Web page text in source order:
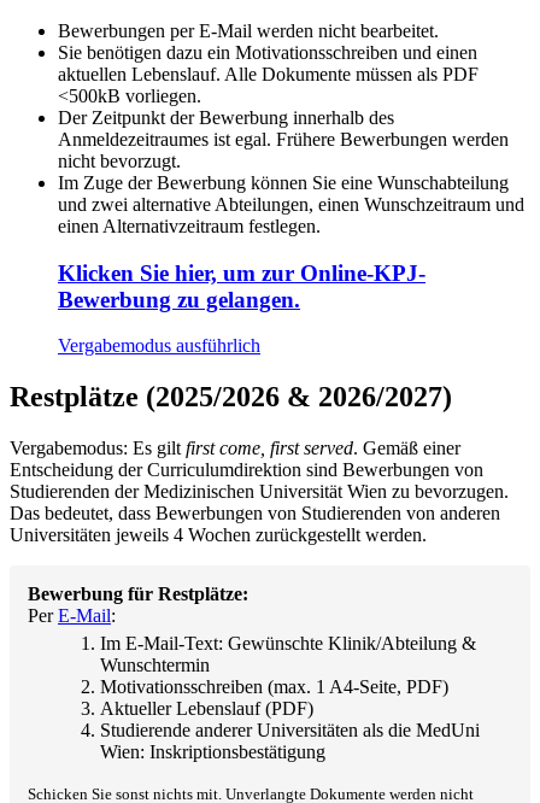
Bewerbungen per E-Mail werden nicht bearbeitet.
Sie benötigen dazu ein Motivationsschreiben und einen
aktuellen Lebenslauf. Alle Dokumente müssen als PDF
<500kB vorliegen.
Der Zeitpunkt der Bewerbung innerhalb des
Anmeldezeitraumes ist egal. Frühere Bewerbungen werden
nicht bevorzugt.
Im Zuge der Bewerbung können Sie eine Wunschabteilung
und zwei alternative Abteilungen, einen Wunschzeitraum und
einen Alternativzeitraum festlegen.
Klicken Sie hier, um zur Online-KPJ-
Bewerbung zu gelangen.
Vergabemodus ausführlich
Restplätze (2025/2026 & 2026/2027)
Vergabemodus: Es gilt first come, first served. Gemäß einer
Entscheidung der Curriculumdirektion sind Bewerbungen von
Studierenden der Medizinischen Universität Wien zu bevorzugen.
Das bedeutet, dass Bewerbungen von Studierenden von anderen
Universitäten jeweils 4 Wochen zurückgestellt werden.
Bewerbung für Restplätze:
PerE-Mail:
Im E-Mail-Text: Gewünschte Klinik/Abteilung &
Wunschtermin
Motivationsschreiben (max. 1 A4-Seite, PDF)
Aktueller Lebenslauf (PDF)
Studierende anderer Universitäten als die MedUni
Wien: Inskriptionsbestätigung
Schicken Sie sonst nichts mit. Unverlangte Dokumente werden nicht